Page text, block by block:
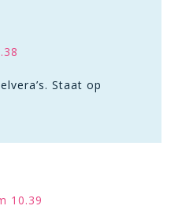
Staat op
10.39